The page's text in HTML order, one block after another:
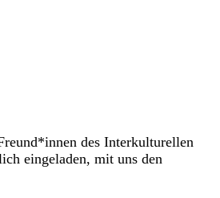
des Interkulturellen
eingeladen, mit uns den